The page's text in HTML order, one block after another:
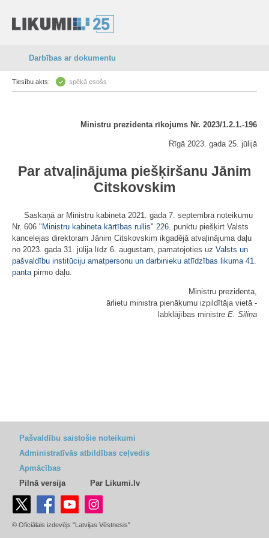
Darbības ar dokumentu
Tiesību akts: spēkā esošs
Ministru prezidenta rīkojums Nr. 2023/1.2.1.-196
Rīgā 2023. gada 25. jūlijā
Par atvaļinājuma piešķiršanu Jānim
Citskovskim
Saskaņā ar Ministru kabineta 2021. gada 7. septembra noteikumu
Nr. 606 " Ministru kabineta kārtības rullis" 226. punktu piešķirt Valsts
kancelejas direktoram Jānim Citskovskim ikgadējā atvaļinājuma daļu
no 2023. gada 31. jūlija līdz 6. augustam, pamatojoties uz Valsts un
pašvaldību institūciju amatpersonu un darbinieku atlīdzības likuma 41.
pantapirmo daļu.
Ministru prezidenta,
ārlietu ministra pienākumu izpildītāja vietā -
labklājības ministre E. Siliņa
Pašvaldību saistošie noteikumi
Administratīvās atbildības ceļvedis
Apmācības
Pilnā versija
Par Likumi.lv
© Oficiālais izdevējs "Latvijas Vēstnesis"